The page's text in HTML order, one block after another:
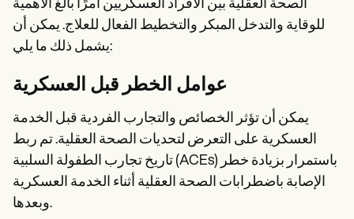
الصحة العقلية بين الأفراد العسكريين أمرًا بالغ الأهمية
للوقاية والتدخل المبكر والتخطيط الفعال للعلاج. يمكن أن
يشمل ذلك ما يلي:
عوامل الخطر قبل العسكرية
يمكن أن تؤثر الخصائص والتجارب الفردية قبل الخدمة
العسكرية على التعرض لتحديات الصحة العقلية. تم ربط
تاريخ تجارب الطفولة السلبية (ACEs) باستمرار بزيادة خطر
الإصابة باضطرابات الصحة العقلية أثناء الخدمة العسكرية
وبعدها.